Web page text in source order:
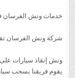
خدمات ونش الفرسان
شركة ونش الفرسان
ونش إنقاذ سيارات
يقوم فريقنا بسحب